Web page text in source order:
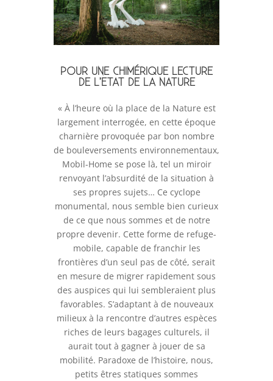
POUR UNE CHIMÉRIQUE LECTURE
DE L’ETAT DE LA NATURE
« À l’heure où la place de la Nature est
largement interrogée, en cette époque
charnière provoquée par bon nombre
de bouleversements environnementaux,
Mobil-Home se pose là, tel un miroir
renvoyant l’absurdité de la situation à
ses propres sujets… Ce cyclope
monumental, nous semble bien curieux
de ce que nous sommes et de notre
propre devenir. Cette forme de refuge-
mobile, capable de franchir les
frontières d’un seul pas de côté, serait
en mesure de migrer rapidement sous
des auspices qui lui sembleraient plus
favorables. S’adaptant à de nouveaux
milieux à la rencontre d’autres espèces
riches de leurs bagages culturels, il
aurait tout à gagner à jouer de sa
mobilité. Paradoxe de l’histoire, nous,
petits êtres statiques sommes